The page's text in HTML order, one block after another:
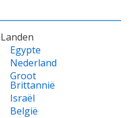
Landen
Egypte
Nederland
Groot
Brittannië
Israël
België